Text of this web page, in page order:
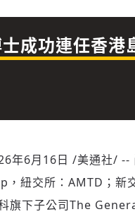
濟成功連任香港
年6月16日 /美通社/ --
，紐交所：AMTD；
旗下子公司The